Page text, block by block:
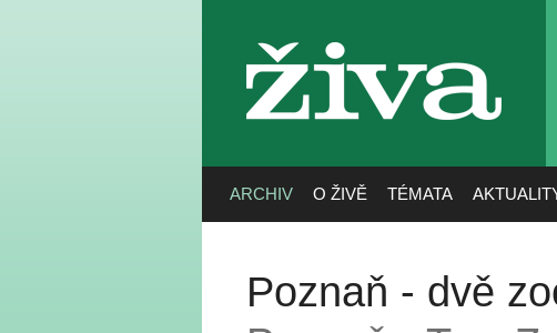
živa
ARCHIV O ŽIVĚ TÉMATA
Poznaň - dvě